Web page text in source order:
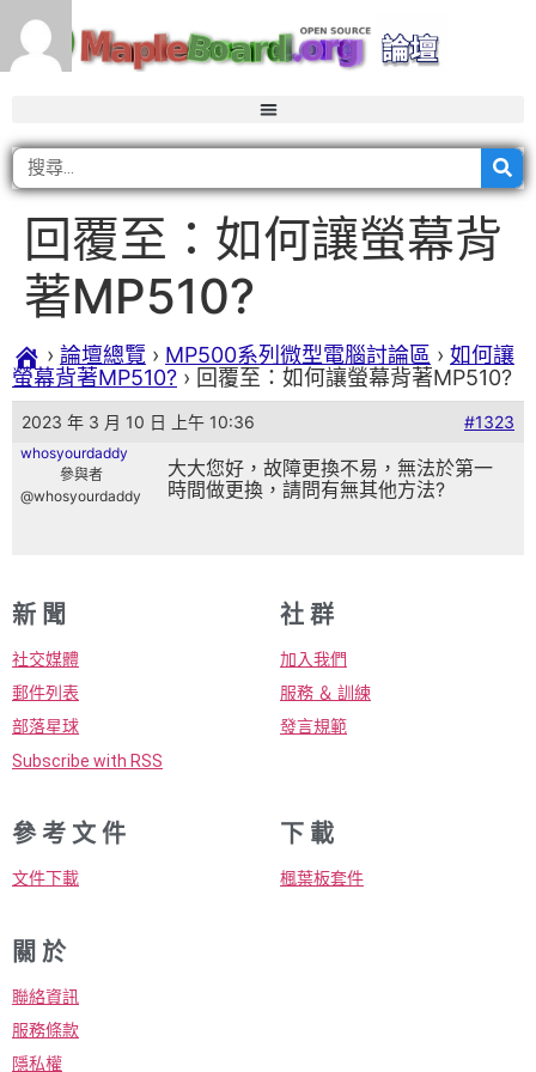
回覆至：如何讓螢幕背
著MP510?
› 論壇總覽 › MP500系列微型電腦討論區 › 如何讓
螢幕背著MP510? › 回覆至：如何讓螢幕背著MP510?
2023 年 3 月 10 日 上午 10:36 #1323
whosyourdaddy
參與者
@whosyourdaddy
大大您好，故障更換不易，無法於第一
時間做更換，請問有無其他方法?
新 聞
社交媒體
郵件列表
部落星球
Subscribe with RSS
社 群
加入我們
服務 ＆ 訓練
發言規範
參 考 文 件
文件下載
下 載
楓葉板套件
關 於
聯絡資訊
服務條款
隱私權